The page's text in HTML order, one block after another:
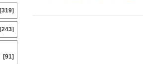
[319]
[243]
[91]